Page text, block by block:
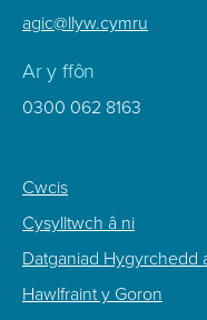
agic@llyw.cymru
Ar y ffôn
0300 062 8163
Footer
Sub
Menu
Cwcis
Cysylltwch â ni
Datganiad Hygyrchedd
Hawlfraint y Goron